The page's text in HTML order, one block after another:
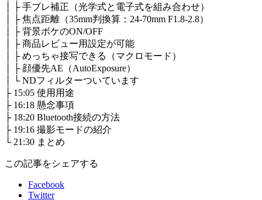
│ ├ 手ブレ補正（光学式と電子式を組み合わせ）
│ ├ 焦点距離（35mm判換算：24-70mm F1.8-2.8）
│ ├ 背景ボケのON/OFF
│ ├ 商品レビュー用設定が可能
│ ├ めっちゃ接写できる（マクロモード）
│ ├ 顔優先AE（AutoExposure）
│ └ NDフィルターついています
├ 15:05 使用用途
├ 16:18 懸念事項
├ 18:20 Bluetooth接続の方法
├ 19:16 撮影モードの紹介
└ 21:30 まとめ
この記事をシェアする
Facebook
Twitter